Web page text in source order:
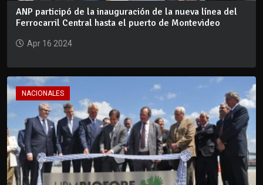
ANP participó de la inauguración de la nueva línea del
Ferrocarril Central hasta el puerto de Montevideo
Apr 16 2024
NACIONALES